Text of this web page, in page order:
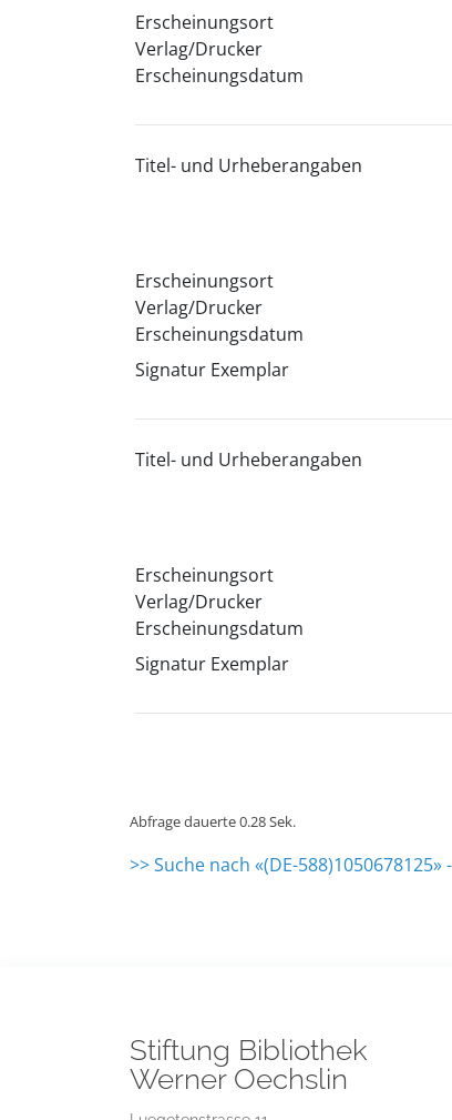
Erscheinungsort
Verlag/Drucker
Erscheinungsdatum
Titel- und Urheberangaben
Erscheinungsort
Verlag/Drucker
Erscheinungsdatum
Signatur Exemplar
Titel- und Urheberangaben
Erscheinungsort
Verlag/Drucker
Erscheinungsdatum
Signatur Exemplar
Abfrage dauerte 0.28 Sek.
>> Suche nach «(DE-588)1050678125»
Stiftung Bibliothek
Werner Oechslin